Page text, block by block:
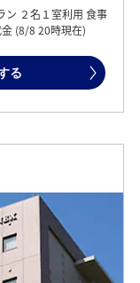
ン ２名１室利用 食事
(8/8 20時現在)
る